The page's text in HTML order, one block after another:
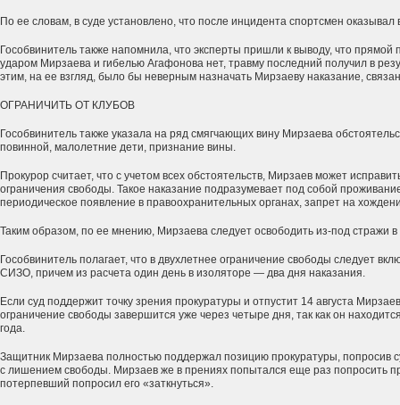
По ее словам, в суде установлено, что после инцидента спортсмен
Гособвинитель также напомнила, что эксперты пришли к выводу, что
ударом Мирзаева и гибелью Агафонова нет, травму последний получил в
этим, на ее взгляд, было бы неверным назначать Мирзаеву наказание,
ОГРАНИЧИТЬ ОТ КЛУБОВ
Гособвинитель также указала на ряд смягчающих вину Мирзаева
повинной, малолетние дети, признание вины.
Прокурор считает, что с учетом всех обстоятельств, Мирзаев может
ограничения свободы. Такое наказание подразумевает под собой
периодическое появление в правоохранительных органах, запрет на
Таким образом, по ее мнению, Мирзаева следует освободить из-под стражи в
Гособвинитель полагает, что в двухлетнее ограничение свободы следует
СИЗО, причем из расчета один день в изоляторе — два дня наказания.
Если суд поддержит точку зрения прокуратуры и отпустит 14 августа
ограничение свободы завершится уже через четыре дня, так как он
года.
Защитник Мирзаева полностью поддержал позицию прокуратуры, попросив
с лишением свободы. Мирзаев же в прениях попытался еще раз попросить
потерпевший попросил его «заткнуться».